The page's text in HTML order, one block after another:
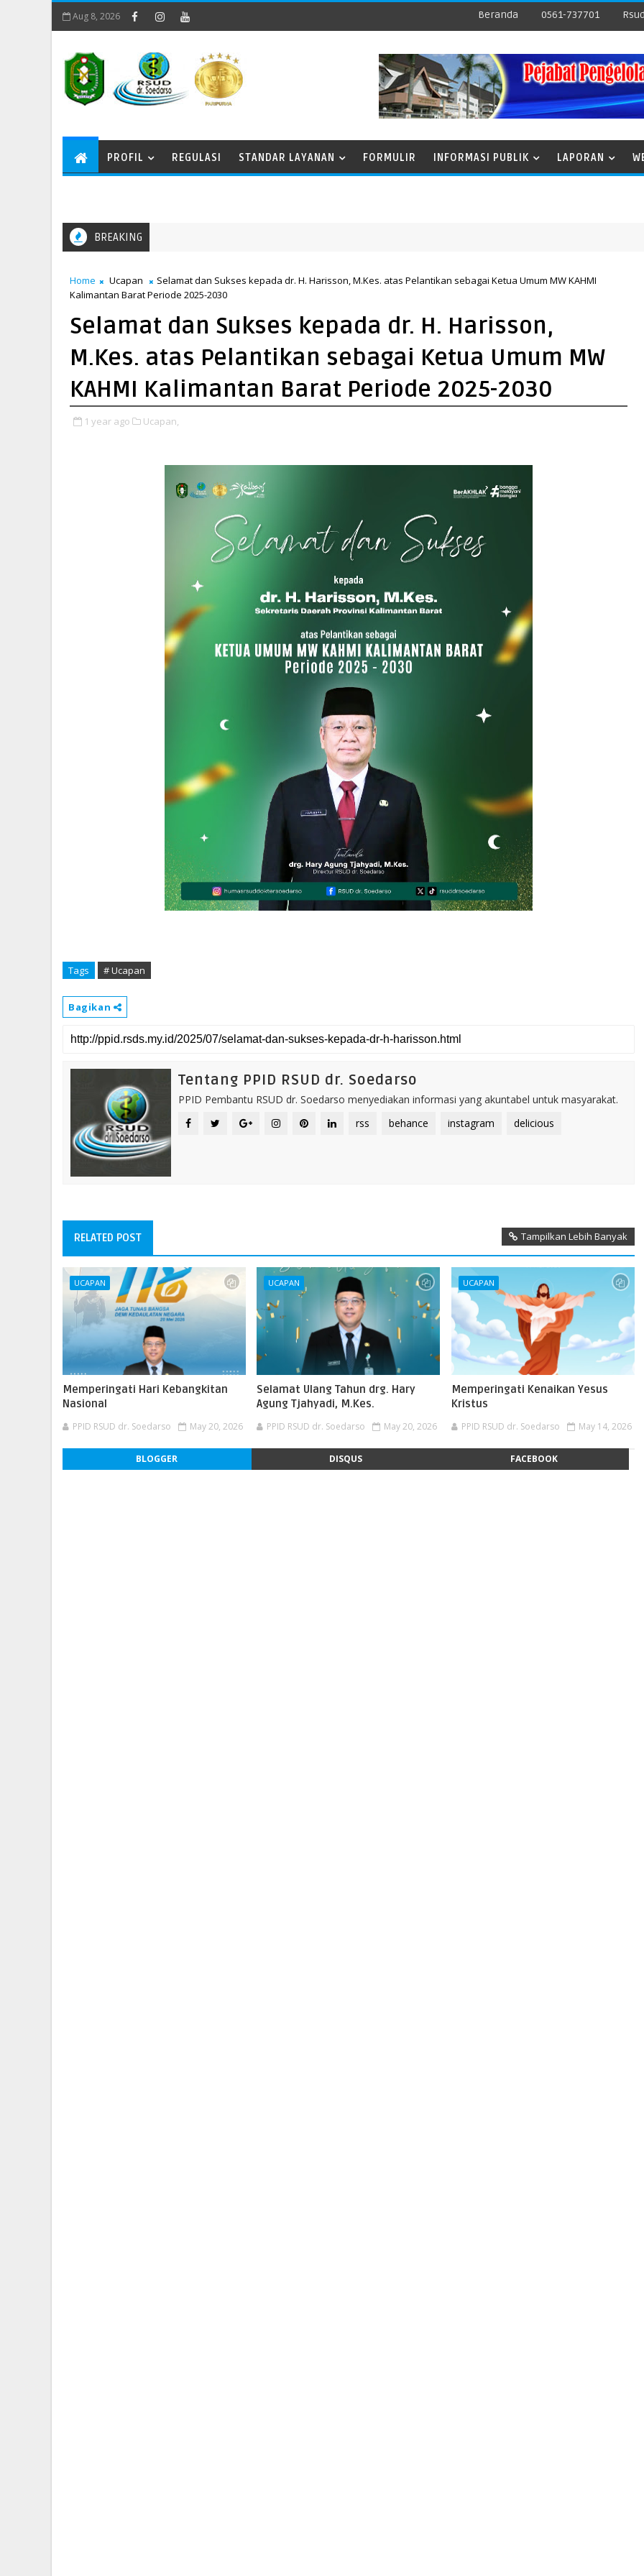
Aug 8, 2026 Beranda 0561-737701
PROFIL REGULASI STANDAR LAYANAN FORMULIR INFORMASI PUBLIK LAPORAN
BREAKING
Home Ucapan
Selamat dan Sukses kepada dr. H. Harisson, M.Kes. atas Pelantikan sebagai Ketua Umum MW KAHMI
Kalimantan Barat Periode 2025-2030
Selamat dan Sukses kepada dr. H. Harisson,
M.Kes. atas Pelantikan sebagai Ketua Umum MW
KAHMI Kalimantan Barat Periode 2025-2030
1 year ago Ucapan,
Tags # Ucapan
Bagikan
Tentang PPID RSUD dr. Soedarso
PPID Pembantu RSUD dr. Soedarso menyediakan informasi yang akuntabel untuk masyarakat.
rss
behance instagram delicious
RELATED POST Tampilkan Lebih Banyak
UCAPAN
Memperingati Hari Kebangkitan
Nasional
PPID RSUD dr. Soedarso May 20, 2026
UCAPAN
Selamat Ulang Tahun drg. Hary
Agung Tjahyadi, M.Kes.
PPID RSUD dr. Soedarso May 20, 2026
UCAPAN
Memperingati Kenaikan Yesus
Kristus
PPID RSUD dr. Soedarso May 14, 2026
BLOGGER DISQUS FACEBOOK